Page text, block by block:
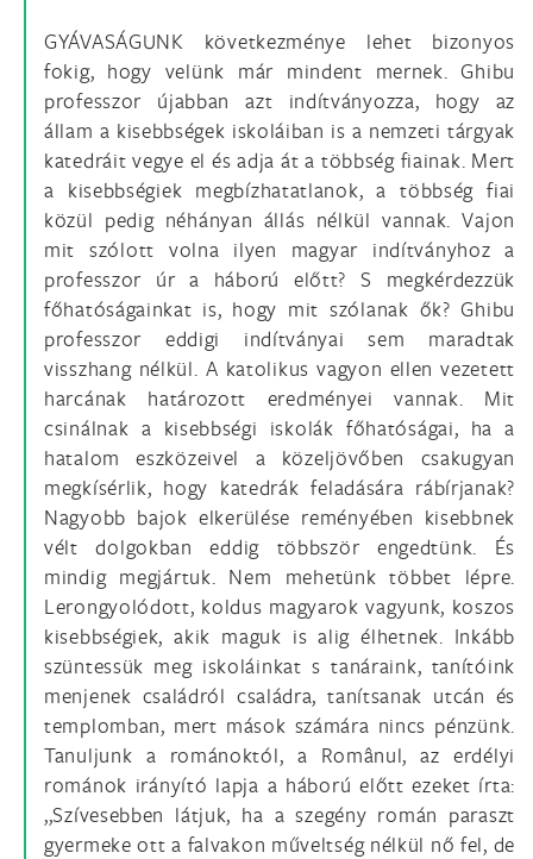
GYÁVASÁGUNK következménye lehet bizonyos
fokig, hogy velünk már mindent mernek. Ghibu
professzor újabban azt indítványozza, hogy az
állam a kisebbségek iskoláiban is a nemzeti tárgyak
katedráit vegye el és adja át a többség fiainak. Mert
a kisebbségiek megbízhatatlanok, a többség fiai
közül pedig néhányan állás nélkül vannak. Vajon
mit szólott volna ilyen magyar indítványhoz a
professzor úr a háború előtt? S megkérdezzük
főhatóságainkat is, hogy mit szólanak ők? Ghibu
professzor eddigi indítványai sem maradtak
visszhang nélkül. A katolikus vagyon ellen vezetett
harcának határozott eredményei vannak. Mit
csinálnak a kisebbségi iskolák főhatóságai, ha a
hatalom eszközeivel a közeljövőben csakugyan
megkísérlik, hogy katedrák feladására rábírjanak?
Nagyobb bajok elkerülése reményében kisebbnek
vélt dolgokban eddig többször engedtünk. És
mindig megjártuk. Nem mehetünk többet lépre.
Lerongyolódott, koldus magyarok vagyunk, koszos
kisebbségiek, akik maguk is alig élhetnek. Inkább
szüntessük meg iskoláinkat s tanáraink, tanítóink
menjenek családról családra, tanítsanak utcán és
templomban, mert mások számára nincs pénzünk.
Tanuljunk a románoktól, a Românul, az erdélyi
románok irányító lapja a háború előtt ezeket írta:
,,Szívesebben látjuk, ha a szegény román paraszt
gyermeke ott a falvakon műveltség nélkül nő fel, de